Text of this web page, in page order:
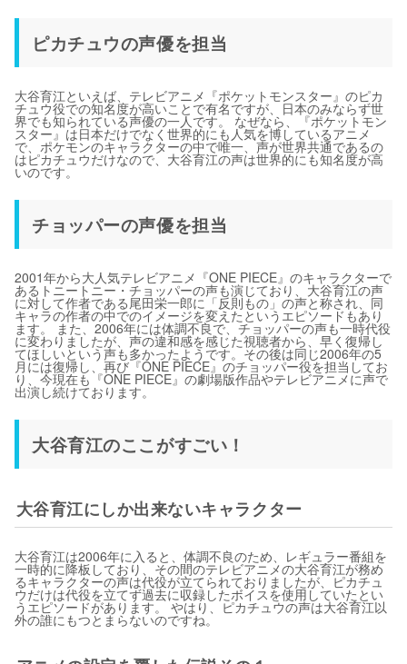
ピカチュウの声優を担当
大谷育江といえば、テレビアニメ『ポケットモンスター』のピカ
チュウ役での知名度が高いことで有名ですが、日本のみならず世
界でも知られている声優の一人です。 なぜなら、『ポケットモン
スター』は日本だけでなく世界的にも人気を博しているアニメ
で、ポケモンのキャラクターの中で唯一、声が世界共通であるの
はピカチュウだけなので、大谷育江の声は世界的にも知名度が高
いのです。
チョッパーの声優を担当
2001年から大人気テレビアニメ『ONE PIECE』のキャラクターで
あるトニートニー・チョッパーの声も演じており、大谷育江の声
に対して作者である尾田栄一郎に「反則もの」の声と称され、同
キャラの作者の中でのイメージを変えたというエピソードもあり
ます。 また、2006年には体調不良で、チョッパーの声も一時代役
に変わりましたが、声の違和感を感じた視聴者から、早く復帰し
てほしいという声も多かったようです。その後は同じ2006年の5
月には復帰し、再び『ONE PIECE』のチョッパー役を担当してお
り、今現在も『ONE PIECE』の劇場版作品やテレビアニメに声で
出演し続けております。
大谷育江のここがすごい！
大谷育江にしか出来ないキャラクター
大谷育江は2006年に入ると、体調不良のため、レギュラー番組を
一時的に降板しており、その間のテレビアニメの大谷育江が務め
るキャラクターの声は代役が立てられておりましたが、ピカチュ
ウだけは代役を立てず過去に収録したボイスを使用していたとい
うエピソードがあります。 やはり、ピカチュウの声は大谷育江以
外の誰にもつとまらないのですね。